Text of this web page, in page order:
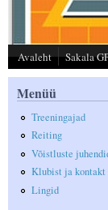
Avaleht Sakala
Menüü
Treeningajad
Reiting
Võistluste
Klubist ja kontakt
Lingid